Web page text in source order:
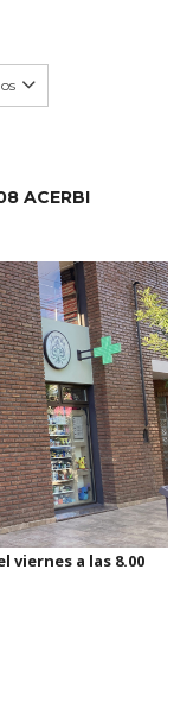
ACERBI
viernes a las 8.00